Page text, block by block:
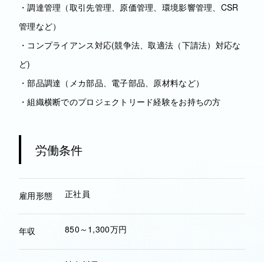
・調達管理（取引先管理、原価管理、環境影響管理、CSR
管理など）
・コンプライアンス対応(競争法、取適法（下請法）対応な
ど)
・部品調達（メカ部品、電子部品、原材料など）
・組織横断でのプロジェクトリード経験をお持ちの方
労働条件
雇用形態 正社員
年収 850～1,300万円